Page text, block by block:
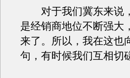
对于我们冀东来说，
是经销商地位不断强大
来了。所以，我在这也
句，有时候我们互相切